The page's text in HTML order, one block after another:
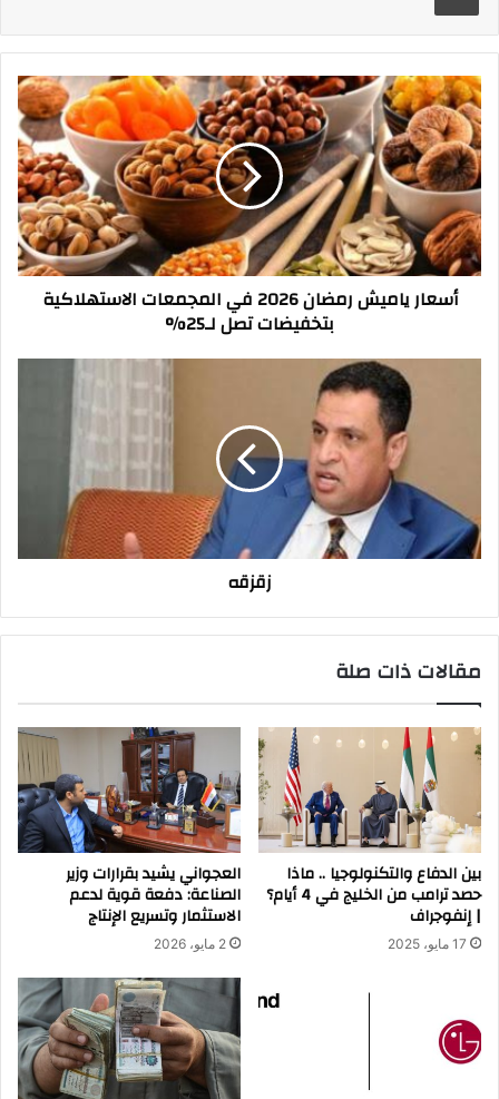
أسعار
ياميش
رمضان
2026
في
المجمعات
الاستهلاكية
بتخفيضات
تصل
أسعار ياميش رمضان 2026 في المجمعات الاستهلاكية
بتخفيضات تصل لـ25%
زقزقه
مقالات ذات صلة
بين الدفاع والتكنولوجيا .. ماذا
حصد ترامب من الخليج في 4 أيام؟
| إنفوجراف
17 مايو، 2025
العجواني يشيد بقرارات وزير
الصناعة: دفعة قوية لدعم
الاستثمار وتسريع الإنتاج
2 مايو، 2026